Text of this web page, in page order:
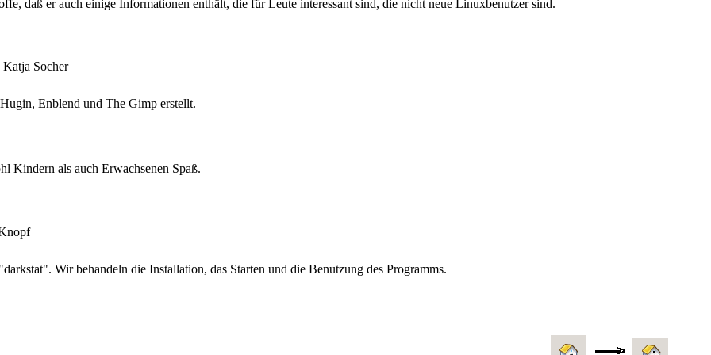
daß er auch einige Informationen enthält, die für Leute interessant sind, die nicht neue Linuxbenutzer sind.
Socher
Enblend und The Gimp erstellt.
Kindern als auch Erwachsenen Spaß.
Wir behandeln die Installation, das Starten und die Benutzung des Programms.